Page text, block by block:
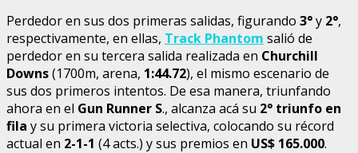
Perdedor en sus dos primeras salidas, figurando 3°y 2°,
respectivamente, en ellas, Track Phantom salió de
perdedor en su tercera salida realizada en Churchill
Downs(1700m, arena, 1:44.72), el mismo escenario de
sus dos primeros intentos. De esa manera, triunfando
ahora en el Gun Runner S., alcanza acá su 2° triunfo en
fila y su primera victoria selectiva, colocando su récord
actual en 2-1-1 (4 acts.) y sus premios en US$ 165.000.